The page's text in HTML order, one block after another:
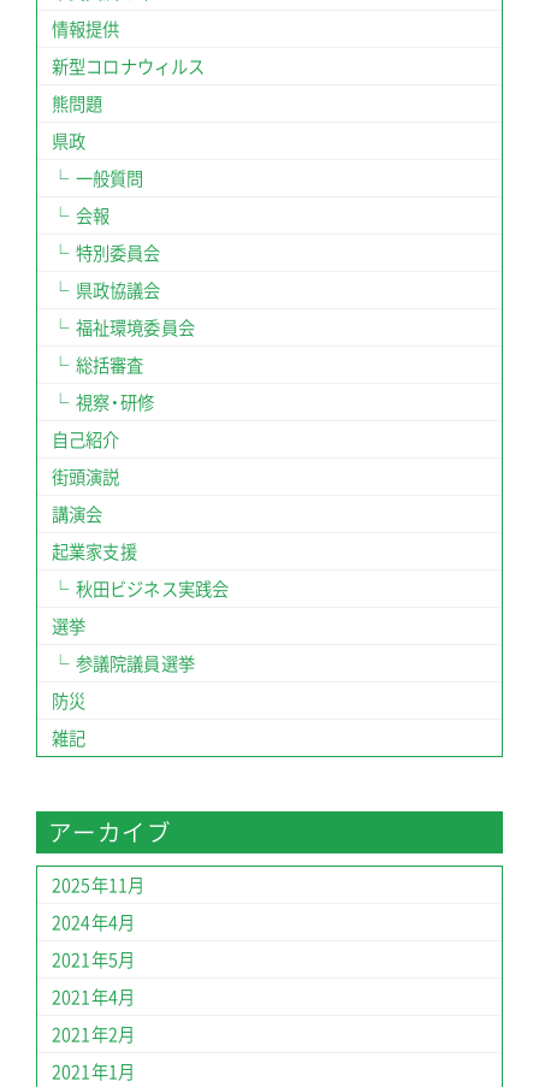
情報提供
新型コロナウィルス
熊問題
県政
一般質問
会報
特別委員会
県政協議会
福祉環境委員会
総括審査
視察・研修
自己紹介
街頭演説
講演会
起業家支援
秋田ビジネス実践会
選挙
参議院議員選挙
防災
雑記
アーカイブ
2025年11月
2024年4月
2021年5月
2021年4月
2021年2月
2021年1月